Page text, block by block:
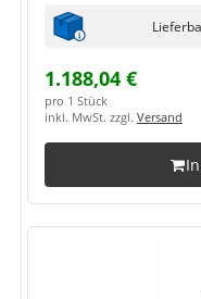
1.188,04 €
pro 1 Stück
inkl. MwSt. zzgl. Versand